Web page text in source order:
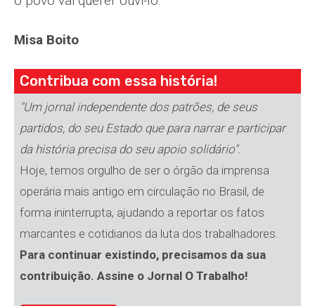
Misa Boito
Contribua com essa história!
"Um jornal independente dos patrões, de seus
partidos, do seu Estado que para narrar e participar
da história precisa do seu apoio solidário".
Hoje, temos orgulho de ser o órgão da imprensa
operária mais antigo em circulação no Brasil, de
forma ininterrupta, ajudando a reportar os fatos
marcantes e cotidianos da luta dos trabalhadores.
Para continuar existindo, precisamos da sua
contribuição. Assine o Jornal O Trabalho!